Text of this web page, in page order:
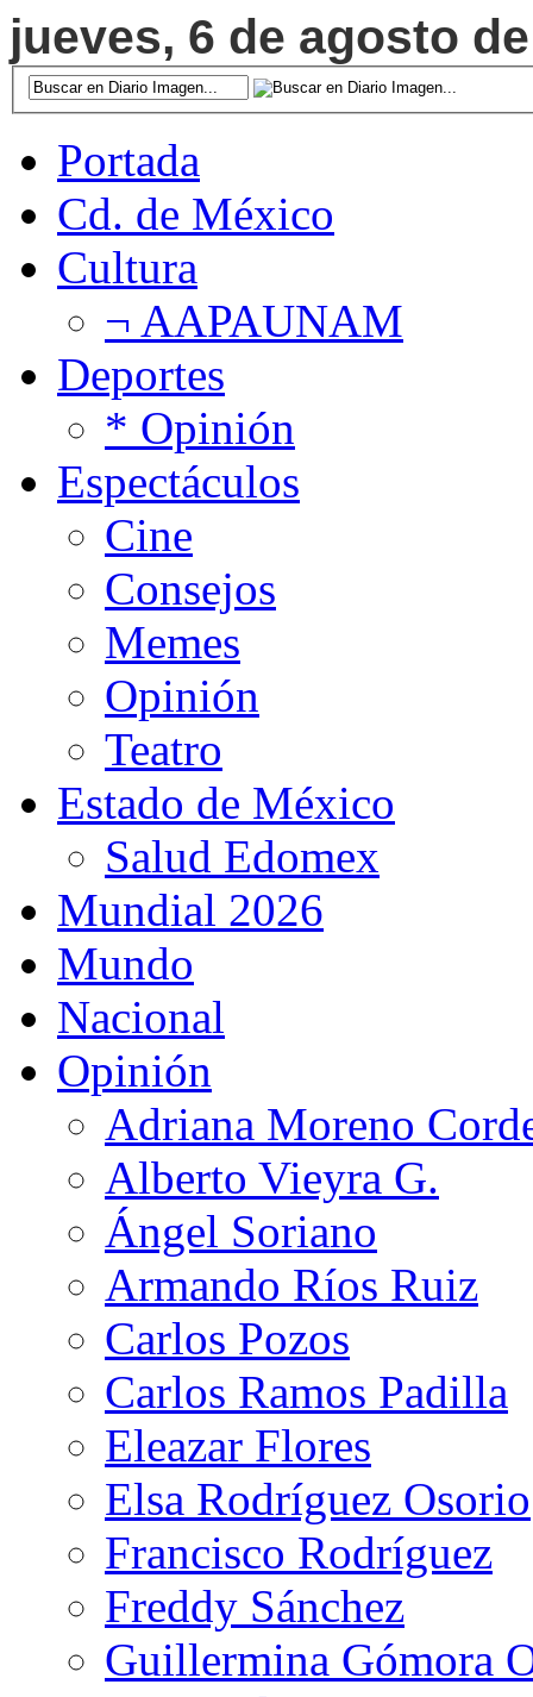
jueves, 6 de agosto
Portada
Cd. de México
Cultura
¬ AAPAUNAM
Deportes
* Opinión
Espectáculos
Cine
Consejos
Memes
Opinión
Teatro
Estado de México
Salud Edomex
Mundial 2026
Mundo
Nacional
Opinión
Adriana Moreno
Alberto Vieyra G.
Ángel Soriano
Armando Ríos Ruiz
Carlos Pozos
Carlos Ramos Padilla
Eleazar Flores
Elsa Rodríguez Osorio
Francisco Rodríguez
Freddy Sánchez
Guillermina Gómora